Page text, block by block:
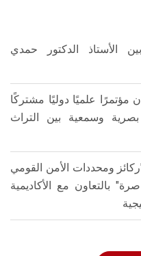
الأستاذ الدكتور حمدي
مؤتمرًا علميًا دوليًا مشتركًا
بصرية وسمعية بين التراث
ومحددات الأمن القومي
بالتعاون مع الأكاديمية